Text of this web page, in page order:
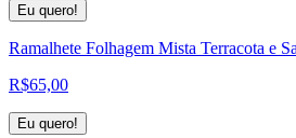
Eu quero!
Ramalhete Folhagem Mista Terracota e
R$65,00
Eu quero!